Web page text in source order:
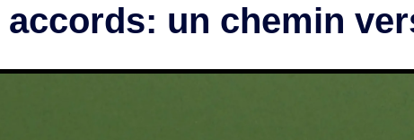
accords: un chemin